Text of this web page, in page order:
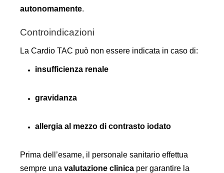
autonomamente.
Controindicazioni
La Cardio TAC può non essere indicata in caso di:
insufficienza renale
gravidanza
allergia al mezzo di contrasto iodato
Prima dell’esame, il personale sanitario effettua
sempre una valutazione clinica per garantire la